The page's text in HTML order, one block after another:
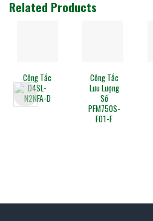
Related Products
Công Tắc
Lưu Lượng
Số
PFM750S-
Công Tắc
Khởi
Động
SW-211
/